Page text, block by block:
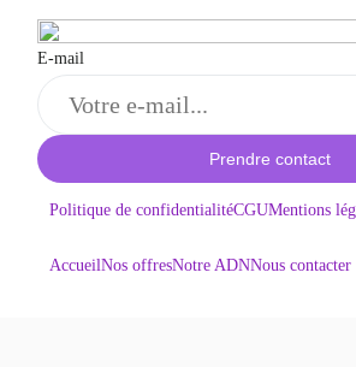
E-mail
Prendre contact
Politique de confidentialitéCGUMentions
AccueilNos offresNotre ADNNous contacter